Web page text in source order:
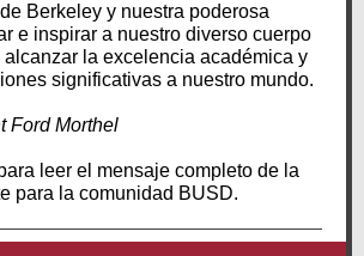
Berkeley y nuestra poderosa
e inspirar a nuestro diverso cuerpo
la excelencia académica y
significativas a nuestro mundo.
Ford Morthel
leer el mensaje completo de la
para la comunidad BUSD.